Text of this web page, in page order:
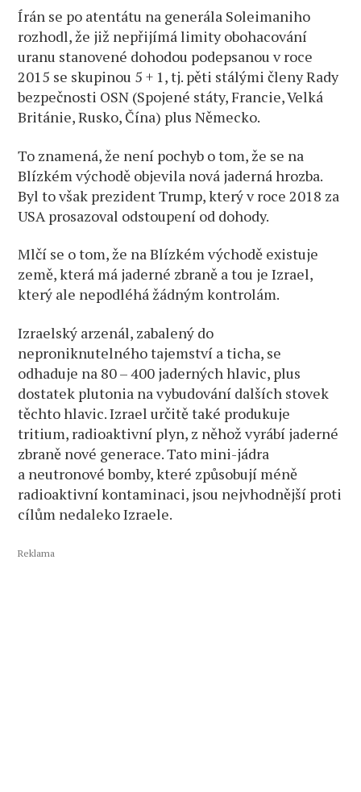
Írán se po atentátu na generála Soleimaniho
rozhodl, že již nepřijímá limity obohacování
uranu stanovené dohodou podepsanou v roce
2015 se skupinou 5 + 1, tj. pěti stálými členy Rady
bezpečnosti OSN (Spojené státy, Francie, Velká
Británie, Rusko, Čína) plus Německo.
To znamená, že není pochyb o tom, že se na
Blízkém východě objevila nová jaderná hrozba.
Byl to však prezident Trump, který v roce 2018 za
USA prosazoval odstoupení od dohody.
Mlčí se o tom, že na Blízkém východě existuje
země, která má jaderné zbraně a tou je Izrael,
který ale nepodléhá žádným kontrolám.
Izraelský arzenál, zabalený do
neproniknutelného tajemství a ticha, se
odhaduje na 80 – 400 jaderných hlavic, plus
dostatek plutonia na vybudování dalších stovek
těchto hlavic. Izrael určitě také produkuje
tritium, radioaktivní plyn, z něhož vyrábí jaderné
zbraně nové generace. Tato mini-jádra
a neutronové bomby, které způsobují méně
radioaktivní kontaminaci, jsou nejvhodnější proti
cílům nedaleko Izraele.
Reklama